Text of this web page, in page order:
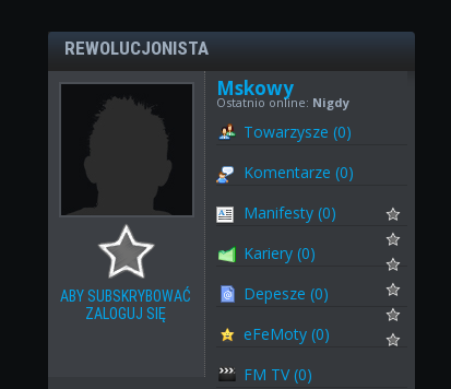
REWOLUCJONISTA
ABY SUBSKRYBOWAĆ
ZALOGUJ SIĘ
Mskowy
Ostatnio online: Nigdy
Towarzysze (0)
Komentarze (0)
Manifesty (0)
Kariery (0)
Depesze (0)
eFeMoty (0)
FM TV (0)